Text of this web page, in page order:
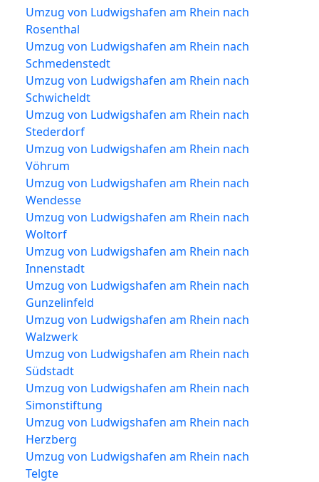
Umzug von Ludwigshafen am Rhein nach
Rosenthal
Umzug von Ludwigshafen am Rhein nach
Schmedenstedt
Umzug von Ludwigshafen am Rhein nach
Schwicheldt
Umzug von Ludwigshafen am Rhein nach
Stederdorf
Umzug von Ludwigshafen am Rhein nach
Vöhrum
Umzug von Ludwigshafen am Rhein nach
Wendesse
Umzug von Ludwigshafen am Rhein nach
Woltorf
Umzug von Ludwigshafen am Rhein nach
Innenstadt
Umzug von Ludwigshafen am Rhein nach
Gunzelinfeld
Umzug von Ludwigshafen am Rhein nach
Walzwerk
Umzug von Ludwigshafen am Rhein nach
Südstadt
Umzug von Ludwigshafen am Rhein nach
Simonstiftung
Umzug von Ludwigshafen am Rhein nach
Herzberg
Umzug von Ludwigshafen am Rhein nach
Telgte